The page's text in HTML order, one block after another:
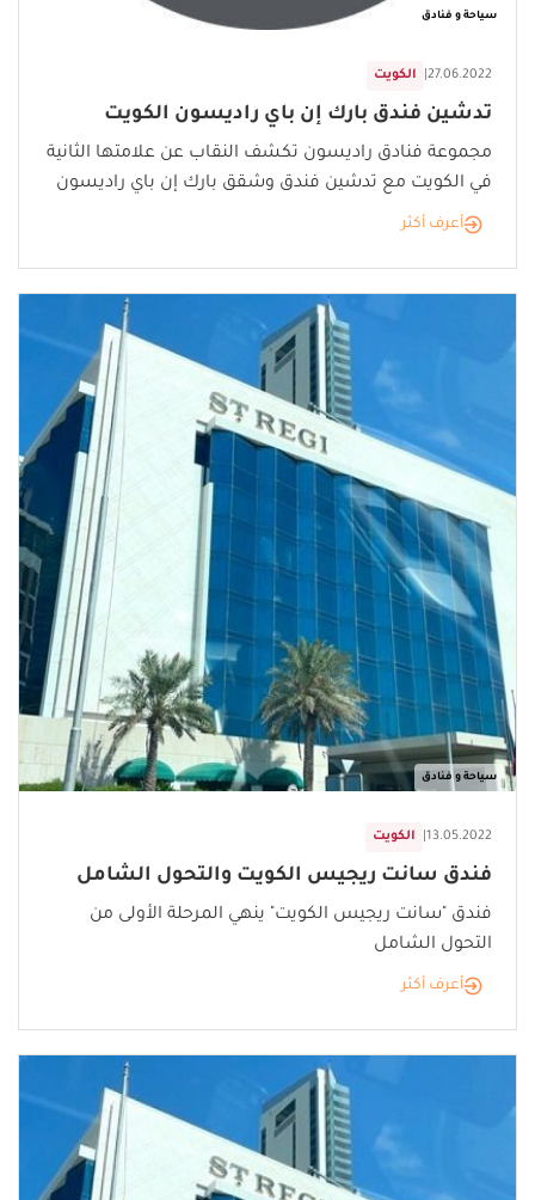
سياحة و فنادق
الكويت 27.06.2022
تدشين فندق بارك إن باي راديسون الكويت
مجموعة فنادق راديسون تكشف النقاب عن علامتها الثانية
في الكويت مع تدشين فندق وشقق بارك إن باي راديسون
أعرف أكثر
سياحة و فنادق
الكويت 13.05.2022
فندق سانت ريجيس الكويت والتحول الشامل
فندق "سانت ريجيس الكويت" ينهي المرحلة الأولى من
التحول الشامل
أعرف أكثر